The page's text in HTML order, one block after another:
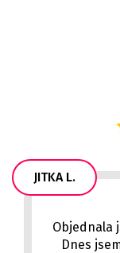
JITKA L.
Objednala
Dnes